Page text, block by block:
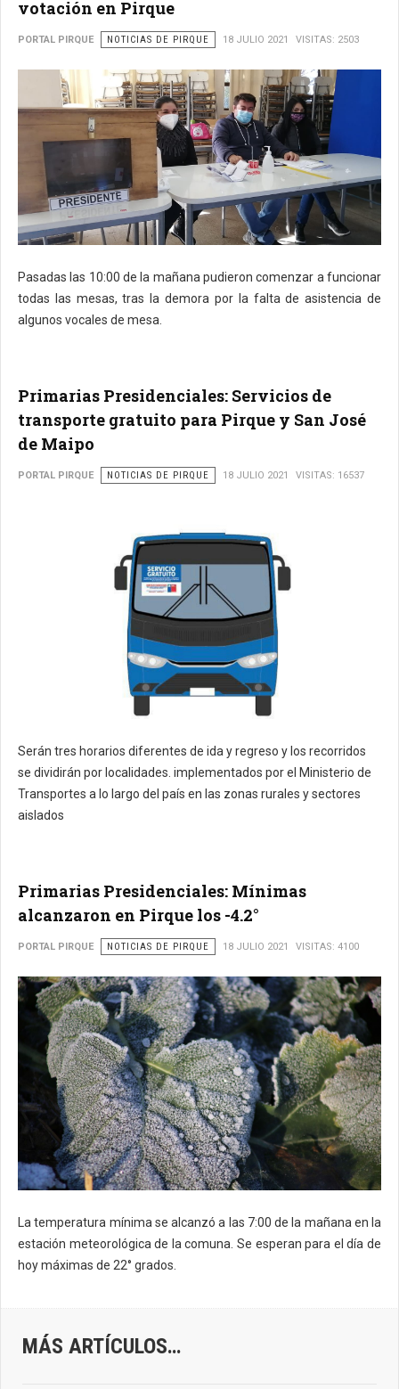
votación en Pirque
PORTAL PIRQUE NOTICIAS DE PIRQUE 18 JULIO 2021 VISITAS: 2503
Pasadas las 10:00 de la mañana pudieron comenzar a funcionar
todas las mesas, tras la demora por la falta de asistencia de
algunos vocales de mesa.
Primarias Presidenciales: Servicios de
transporte gratuito para Pirque y San José
de Maipo
PORTAL PIRQUE NOTICIAS DE PIRQUE 18 JULIO 2021 VISITAS: 16537
Serán tres horarios diferentes de ida y regreso y los recorridos
se dividirán por localidades. implementados por el Ministerio de
Transportes a lo largo del país en las zonas rurales y sectores
aislados
Primarias Presidenciales: Mínimas
alcanzaron en Pirque los -4.2°
PORTAL PIRQUE NOTICIAS DE PIRQUE 18 JULIO 2021 VISITAS: 4100
La temperatura mínima se alcanzó a las 7:00 de la mañana en la
estación meteorológica de la comuna. Se esperan para el día de
hoy máximas de 22° grados.
MÁS ARTÍCULOS…